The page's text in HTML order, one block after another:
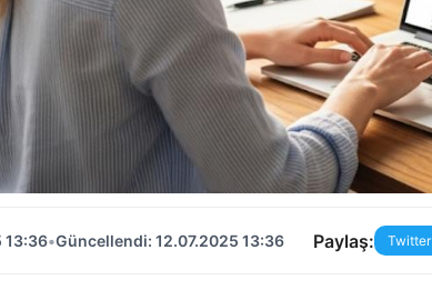
13:36•Güncellendi: 12.07.2025 13:36 Paylaş: Twitter